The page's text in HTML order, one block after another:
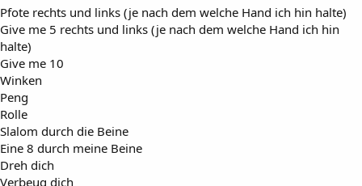
Pfote rechts und links (je nach dem welche Hand ich hin halte)
Give me 5 rechts und links (je nach dem welche Hand ich hin
halte)
Give me 10
Winken
Peng
Rolle
Slalom durch die Beine
Eine 8 durch meine Beine
Dreh dich
Verbeug dich